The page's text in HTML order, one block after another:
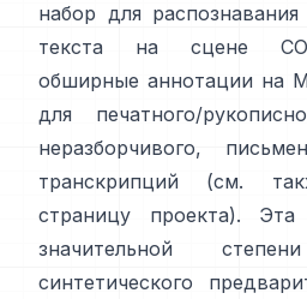
набор для
текста на сцене
обширные аннотации на
для печатного/
неразборчивого,
транскрипций (см.
страницу проекта). Эта
значительной
синтетического